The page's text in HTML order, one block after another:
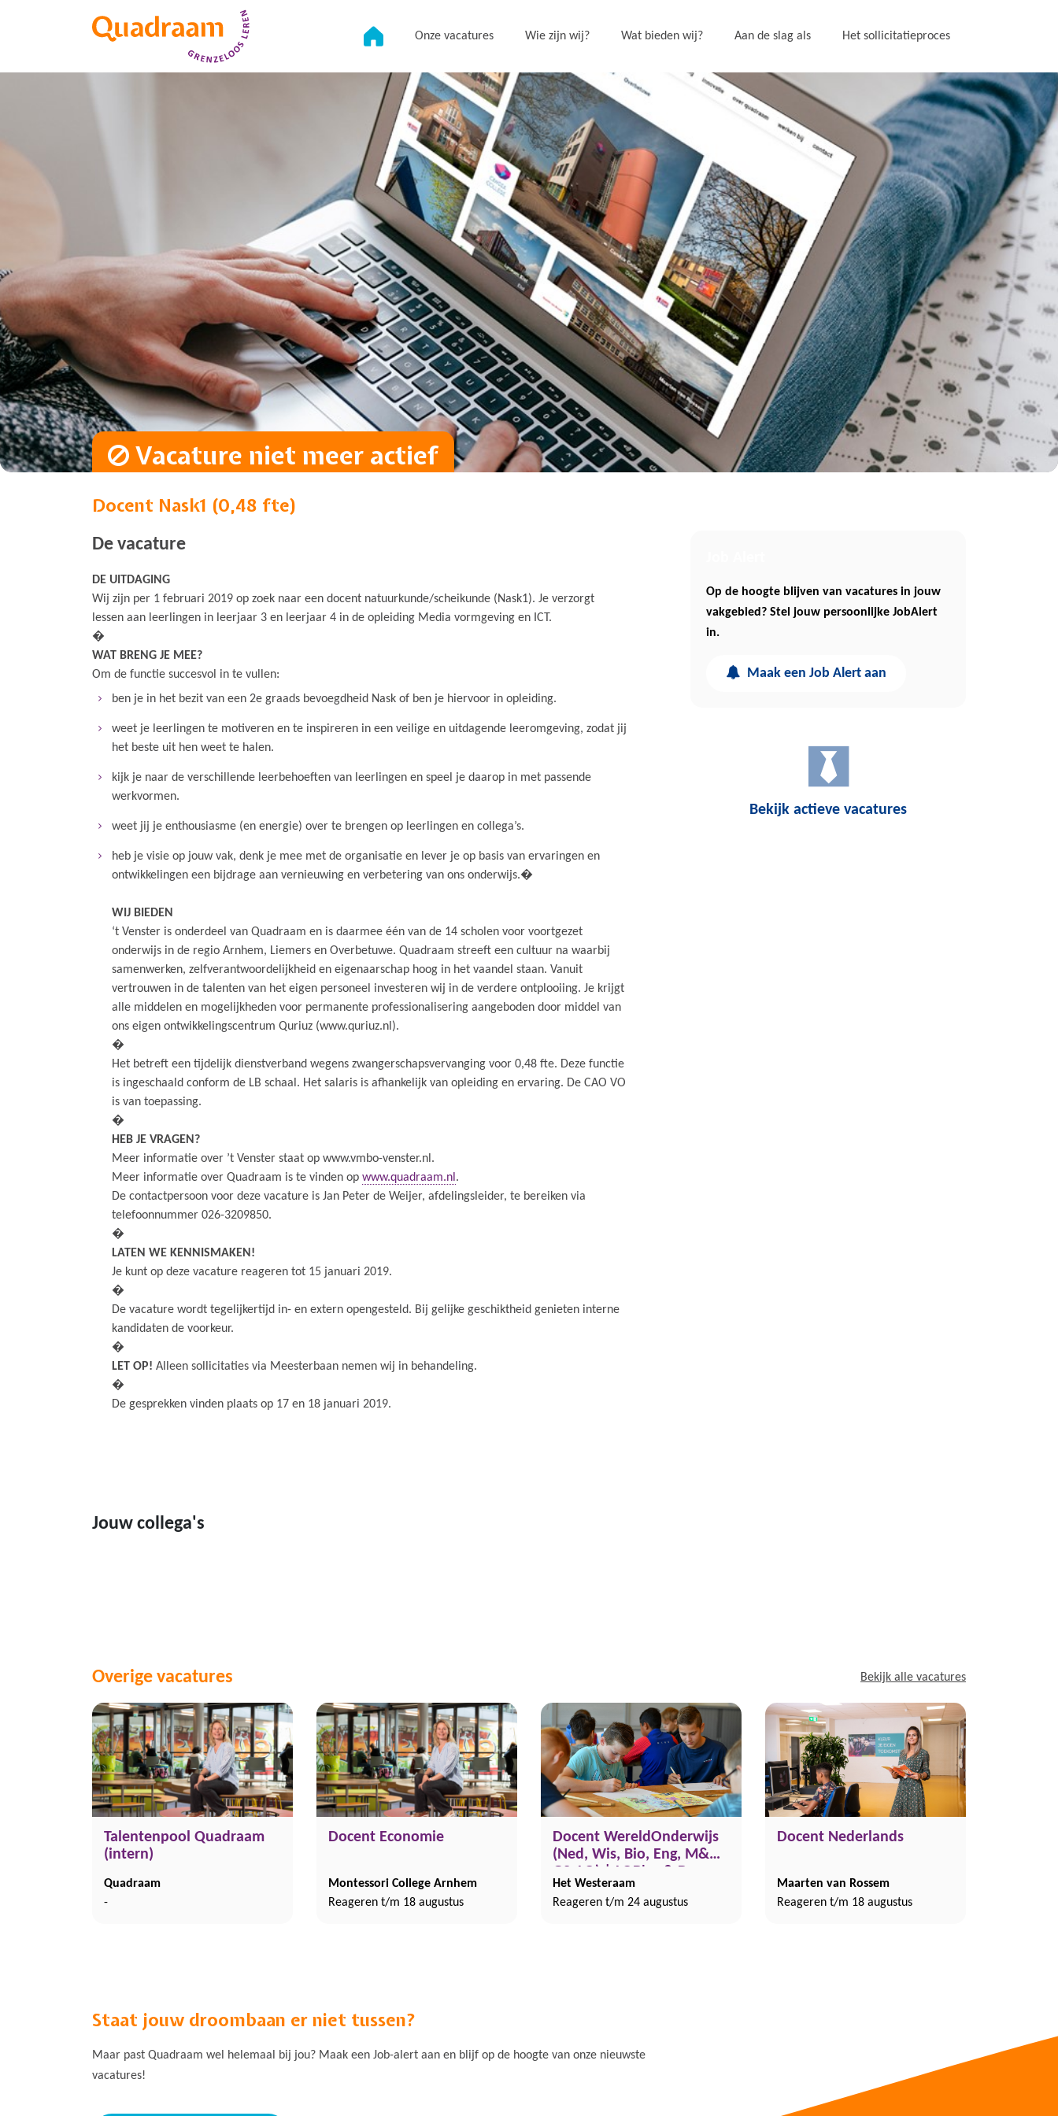
Onze vacatures Wie zijn wij? Wat bieden wij? Aan de slag als Het sollicitatieproces
Vacature niet meer actief
Docent Nask1 (0,48 fte)
De vacature
DE UITDAGING
Wij zijn per 1 februari 2019 op zoek naar een docent natuurkunde/scheikunde (Nask1). Je verzorgt
lessen aan leerlingen in leerjaar 3 en leerjaar 4 in de opleiding Media vormgeving en ICT.
�
WAT BRENG JE MEE?
Om de functie succesvol in te vullen:
ben je in het bezit van een 2e graads bevoegdheid Nask of ben je hiervoor in opleiding.
weet je leerlingen te motiveren en te inspireren in een veilige en uitdagende leeromgeving, zodat jij
het beste uit hen weet te halen.
kijk je naar de verschillende leerbehoeften van leerlingen en speel je daarop in met passende
werkvormen.
weet jij je enthousiasme (en energie) over te brengen op leerlingen en collega’s.
heb je visie op jouw vak, denk je mee met de organisatie en lever je op basis van ervaringen en
ontwikkelingen een bijdrage aan vernieuwing en verbetering van ons onderwijs.�
WIJ BIEDEN
‘t Venster is onderdeel van Quadraam en is daarmee één van de 14 scholen voor voortgezet
onderwijs in de regio Arnhem, Liemers en Overbetuwe. Quadraam streeft een cultuur na waarbij
samenwerken, zelfverantwoordelijkheid en eigenaarschap hoog in het vaandel staan. Vanuit
vertrouwen in de talenten van het eigen personeel investeren wij in de verdere ontplooiing. Je krijgt
alle middelen en mogelijkheden voor permanente professionalisering aangeboden door middel van
ons eigen ontwikkelingscentrum Quriuz (www.quriuz.nl).
�
Het betreft een tijdelijk dienstverband wegens zwangerschapsvervanging voor 0,48 fte. Deze functie
is ingeschaald conform de LB schaal. Het salaris is afhankelijk van opleiding en ervaring. De CAO VO
is van toepassing.
�
HEB JE VRAGEN?
Meer informatie over ’t Venster staat op www.vmbo-venster.nl.
Meer informatie over Quadraam is te vinden op www.quadraam.nl .
De contactpersoon voor deze vacature is Jan Peter de Weijer, afdelingsleider, te bereiken via
telefoonnummer 026-3209850.
�
LATEN WE KENNISMAKEN!
Je kunt op deze vacature reageren tot 15 januari 2019.
�
De vacature wordt tegelijkertijd in- en extern opengesteld. Bij gelijke geschiktheid genieten interne
kandidaten de voorkeur.
�
LET OP! Alleen sollicitaties via Meesterbaan nemen wij in behandeling.
�
De gesprekken vinden plaats op 17 en 18 januari 2019.
Op de hoogte blijven van vacatures in jouw
vakgebied? Stel jouw persoonlijke JobAlert
in.
Maak een Job Alert aan
Bekijk actieve vacatures
Jouw collega's
Overige vacatures Bekijk alle vacatures
Talentenpool Quadraam
(intern)
Quadraam
-
Docent Economie
Montessori College Arnhem
Reageren t/m 18 augustus
Docent WereldOnderwijs
(Ned, Wis, Bio, Eng, M&M,
(0.7-1.0 fte)
Het Westeraam
Reageren t/m 24 augustus
Docent Nederlands
Maarten van Rossem
Reageren t/m 18 augustus
Staat jouw droombaan er niet tussen?
Maar past Quadraam wel helemaal bij jou? Maak een Job-alert aan en blijf op de hoogte van onze nieuwste
vacatures!